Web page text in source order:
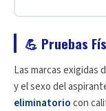
💪 Pruebas
Las marcas exigidas
y el sexo del
eliminatoriocon